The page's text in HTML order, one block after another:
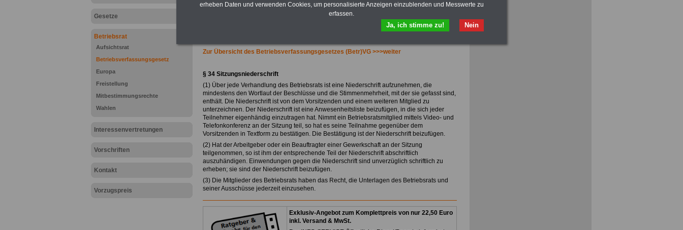
Gesetze
Betriebsrat
Aufsichtsrat
Betriebsverfassungsgesetz
Europa
Freistellung
Mitbestimmungsrechte
Wahlen
Interessenvertretungen
Vorschriften
Kontakt
Vorzugspreis
>>>Hier zur Bestellung des
Zur Übersicht des Betriebsverfassungsgesetzes (Betr)VG >>>weiter
§ 34 Sitzungsniederschrift
(1) Über jede Verhandlung des Betriebsrats ist eine Niederschrift aufzunehmen, die
mindestens den Wortlaut der Beschlüsse und die Stimmenmehrheit, mit der sie gefasst sind,
enthält. Die Niederschrift ist von dem Vorsitzenden und einem weiteren Mitglied zu
unterzeichnen. Der Niederschrift ist eine Anwesenheitsliste beizufügen, in die sich jeder
Teilnehmer eigenhändig einzutragen hat. Nimmt ein Betriebsratsmitglied mittels Video- und
Telefonkonferenz an der Sitzung teil, so hat es seine Teilnahme gegenüber dem
Vorsitzenden in Textform zu bestätigen. Die Bestätigung ist der Niederschrift beizufügen.
(2) Hat der Arbeitgeber oder ein Beauftragter einer Gewerkschaft an der Sitzung
teilgenommen, so ist ihm der entsprechende Teil der Niederschrift abschriftlich
auszuhändigen. Einwendungen gegen die Niederschrift sind unverzüglich schriftlich zu
erheben; sie sind der Niederschrift beizufügen.
(3) Die Mitglieder des Betriebsrats haben das Recht, die Unterlagen des Betriebsrats und
seiner Ausschüsse jederzeit einzusehen.
Exklusiv-Angebot zum Komplettpreis von nur 22,50 Euro
inkl. Versand & MwSt.
erheben Daten und verwenden Cookies, um personalisierte Anzeigen einzublenden und Messwerte zu
erfassen.
Nein
Ja, ich stimme zu!